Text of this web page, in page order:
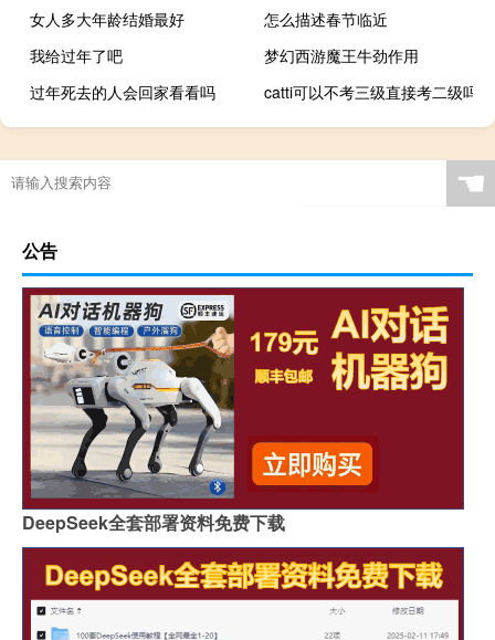
女人多大年龄结婚最好
怎么描述春节临近
我给过年了吧
梦幻西游魔王牛劲作用
过年死去的人会回家看看吗
catti可以不考三级直接考二级吗
☚
公告
DeepSeek全套部署资料免费下载